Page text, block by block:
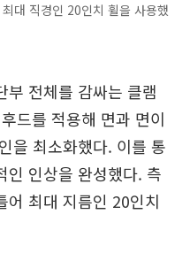
대 직경인 20인치 휠을 사용했
부 전체를 감싸는 클램
드를 적용해 면과 면이
을 최소화했다. 이를 통
인 인상을 완성했다. 측
어 최대 지름인 20인치